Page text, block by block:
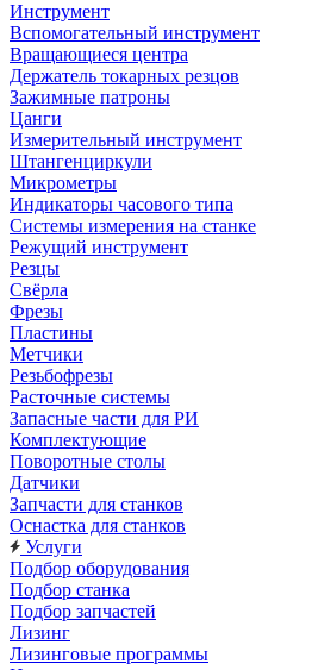
Инструмент
Вспомогательный инструмент
Вращающиеся центра
Держатель токарных резцов
Зажимные патроны
Цанги
Измерительный инструмент
Штангенциркули
Микрометры
Индикаторы часового типа
Системы измерения на станке
Режущий инструмент
Резцы
Свёрла
Фрезы
Пластины
Метчики
Резьбофрезы
Расточные системы
Запасные части для РИ
Комплектующие
Поворотные столы
Датчики
Запчасти для станков
Оснастка для станков
Услуги
Подбор оборудования
Подбор станка
Подбор запчастей
Лизинг
Лизинговые программы